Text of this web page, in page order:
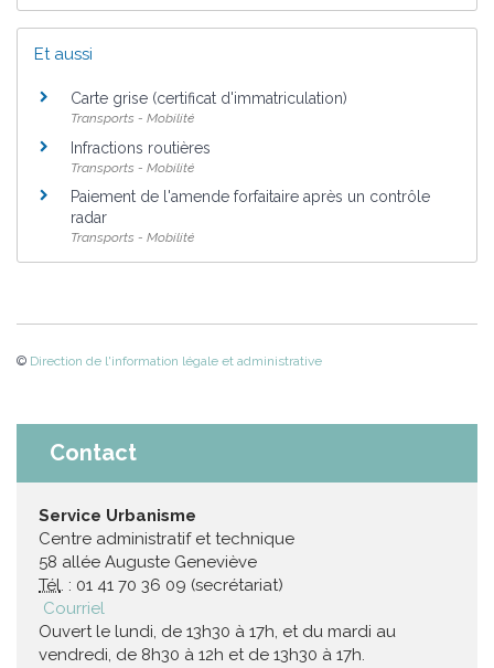
Et aussi
Carte grise (certificat d'immatriculation)
Transports - Mobilité
Infractions routières
Transports - Mobilité
Paiement de l'amende forfaitaire après un contrôle
radar
Transports - Mobilité
© Direction de l'information légale et administrative
Contact
Service Urbanisme
Centre administratif et technique
58 allée Auguste Geneviève
Tél. : 01 41 70 36 09 (secrétariat)
Courriel
Ouvert le lundi, de 13h30 à 17h, et du mardi au
vendredi, de 8h30 à 12h et de 13h30 à 17h.